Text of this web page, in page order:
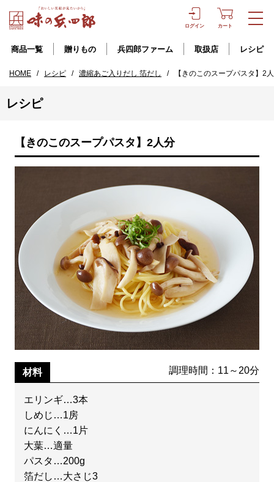
ログイン カート
商品一覧 贈りもの 兵四郎ファーム 取扱店 レシピ
HOME / レシピ / 濃縮あご入りだし 箔だし / 【きのこのスープパスタ】2
レシピ
【きのこのスープパスタ】2人分
材料 調理時間：11～20分
エリンギ…3本
しめじ…1房
にんにく…1片
大葉…適量
パスタ…200g
箔だし…大さじ3